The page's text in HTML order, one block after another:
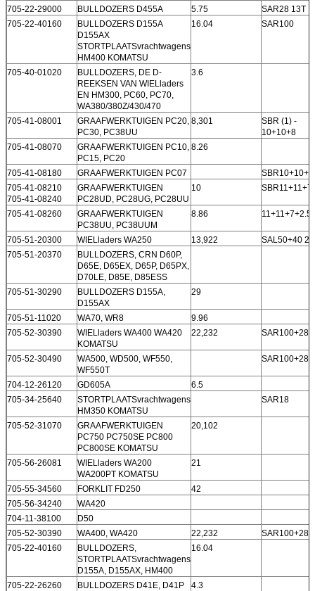
705-22-29000 BULLDOZERS D455A 5.75
SAR28 13T
705-22-40160
BULLDOZERS D155A
D155AX
STORTPLAATSvrachtwagens
HM400 KOMATSU
16.04 SAR100
705-40-01020
BULLDOZERS, DE D-
REEKSEN VAN WIELladers
EN HM300, PC60, PC70,
WA380/380Z/430/470
3.6
705-41-08001
GRAAFWERKTUIGEN PC20,
PC30, PC38UU
8,301
SBR (1) -
10+10+8
705-41-08070
GRAAFWERKTUIGEN PC10,
PC15, PC20
8.26
705-41-08180 GRAAFWERKTUIGEN PC07
705-41-08210
705-41-08240
GRAAFWERKTUIGEN
PC28UD, PC28UG, PC28UU
10
705-41-08260
GRAAFWERKTUIGEN
PC38UU, PC38UUM
8.86 11+11+7+2.5
705-51-20300 WIELladers WA250 13,922
SAL50+40
705-51-20370
BULLDOZERS, CRN D60P,
D65E, D65EX, D65P, D65PX,
D70LE, D85E, D85ESS
705-51-30290
BULLDOZERS D155A,
D155AX
29
705-51-11020 WA70, WR8
9.96
705-52-30390
WIELladers WA400 WA420
KOMATSU
22,232 SAR100+28
705-52-30490
WA500, WD500, WF550,
WF550T
SAR100+28
704-12-26120 GD605A
6.5
705-34-25640
STORTPLAATSvrachtwagens
HM350 KOMATSU
SAR18
705-52-31070
GRAAFWERKTUIGEN
PC750 PC750SE PC800
PC800SE KOMATSU
20,102
705-56-26081
WIELladers WA200
WA200PT KOMATSU
21
705-55-34560 FORKLIT FD250
42
705-56-34240
WA420
704-11-38100
D50
705-52-30390
WA400, WA420 22,232
SAR100+28
705-22-40160
BULLDOZERS,
STORTPLAATSvrachtwagens
D155A, D155AX, HM400
16.04
705-22-26260 BULLDOZERS D41E, D41P
4.3